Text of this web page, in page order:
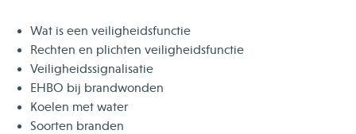
Wat is een veiligheidsfunctie
Rechten en plichten veiligheidsfunctie
Veiligheidssignalisatie
EHBO bij brandwonden
Koelen met water
Soorten branden